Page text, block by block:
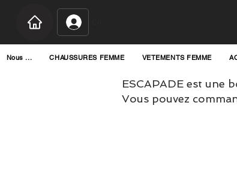
Nous ... CHAUSSURES FEMME VETEMENTS FEMME
ESCAPADE est une
Vous pouvez